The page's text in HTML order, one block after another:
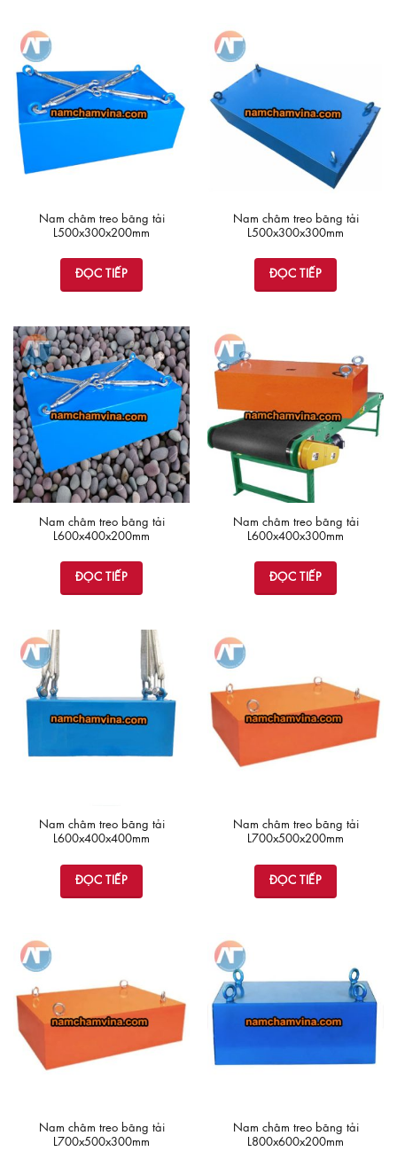
Nam châm treo băng tải
L500x300x200mm
ĐỌC TIẾP
Nam châm treo băng tải
L500x300x300mm
ĐỌC TIẾP
Nam châm treo băng tải
L600x400x200mm
ĐỌC TIẾP
Nam châm treo băng tải
L600x400x300mm
ĐỌC TIẾP
Nam châm treo băng tải
L600x400x400mm
ĐỌC TIẾP
Nam châm treo băng tải
L700x500x200mm
ĐỌC TIẾP
Nam châm treo băng tải
L700x500x300mm
Nam châm treo băng tải
L800x600x200mm